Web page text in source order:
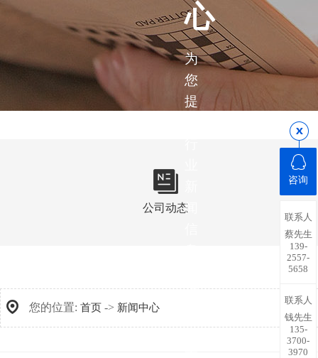
心
为
您
提
闻
您
公司动态
您的位置: 首页 -> 新闻中心
咨询
联系人
蔡先生
139-
2557-
5658
联系人
钱先生
135-
3700-
3970